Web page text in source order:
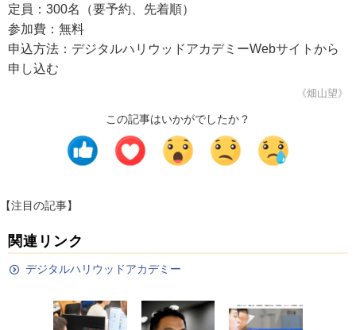
定員：300名（要予約、先着順）
参加費：無料
申込方法：デジタルハリウッドアカデミーWebサイトから
申し込む
《畑山望》
この記事はいかがでしたか？
【注目の記事】
関連リンク
デジタルハリウッドアカデミー